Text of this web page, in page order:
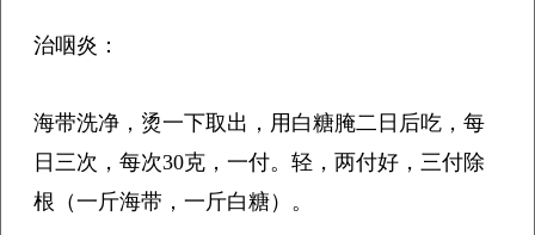
治咽炎：
海带洗净，烫一下取出，用白糖腌二日后吃，每
日三次，每次30克，一付。轻，两付好，三付除
根（一斤海带，一斤白糖）。